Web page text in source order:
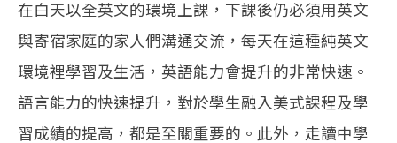
在白天以全英文的環境上課，下課後仍必須用英文
與寄宿家庭的家人們溝通交流，每天在這種純英文
環境裡學習及生活，英語能力會提升的非常快速。
語言能力的快速提升，對於學生融入美式課程及學
習成績的提高，都是至關重要的。此外，走讀中學